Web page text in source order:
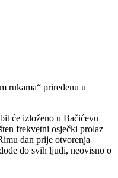
rukama“ priređenu u
će izloženo u Bačićevu
frekvetni osječki prolaz
dan prije otvorenja
do svih ljudi, neovisno o